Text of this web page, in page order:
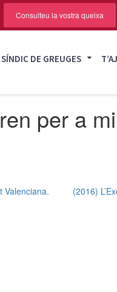
Consulteu la vostra queixa
SÍNDIC DE GREUGES
per a
Valenciana.
(2016)